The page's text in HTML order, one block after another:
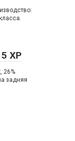
ХР
26%
задняя